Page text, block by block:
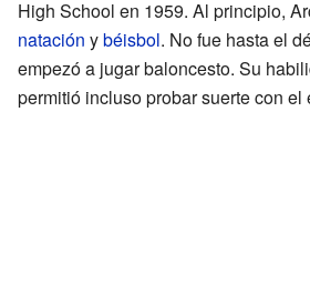
High School en 1959. Al principio,
natación ybéisbol. No fue hasta el
empezó a jugar baloncesto. Su
permitió incluso probar suerte con el